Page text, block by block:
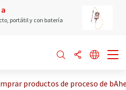
portátil y con batería
productos de proceso de